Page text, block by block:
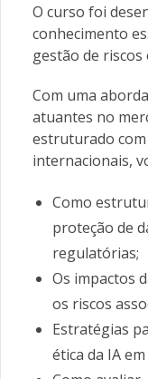
O curso foi
conhecimento
gestão de riscos
Com uma
atuantes no
estruturado
internacionais,
Como
proteção de
regulatórias;
Os impactos
os riscos
Estratégias
ética da IA